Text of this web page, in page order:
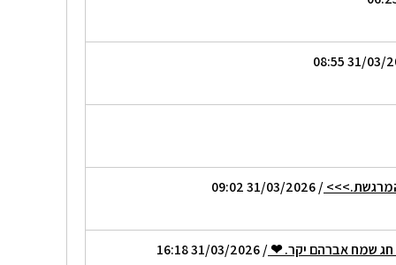
/ 31/03/2026 09:02
חג שמח אברהם יקר. ❤/ 31/03/2026 16:18